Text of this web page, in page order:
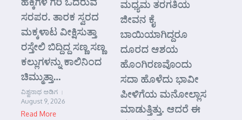
ಸರಪರ. ತಾರಕ ಸ್ವರದ
ಮಕ್ಕಳಾಟ ವೀಕ್ಷಿಸುತ್ತಾ
ರಸ್ತೇಲಿ ಬಿದ್ದಿದ್ದ ಸಣ್ಣ ಸಣ್ಣ
ಕಲ್ಲುಗಳನ್ನು ಕಾಲಿನಿಂದ
ಚಿಮ್ಮುತ್ತಾ...
ವಿಶ್ವನಾಥ ಅಡಿಗ
August 9, 2026
Read More
ಮಧ್ಯಮ ತರಗತಿಯ
ಜೀವನ ಕೈ
ಬಾಯಿಯಾಗಿದ್ದರೂ
ದೂರದ ಆಶಯ
ಹೊಂಗಿರಣವೊಂದು
ಸದಾ ಹೊಳೆದು ಭಾವೀ
ಪೀಳಿಗೆಯ ಮನೋಲ್ಲಾಸ
ಮಾಡುತ್ತಿತ್ತು. ಆದರೆ ಈ